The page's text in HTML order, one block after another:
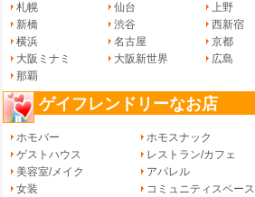
札幌 仙台 上野
新橋
渋谷 西新宿
横浜
名古屋 京都
大阪ミナミ
大阪新世界 広島
那覇
ゲイフレンドリーなお店
ホモバー ホモスナック
ゲストハウス
レストラン/カフェ
美容室/メイク
アパレル
女装
コミュニティスペース